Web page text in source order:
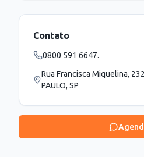
Contato
0800 591 6647.
Rua Francisca Miquelina,
PAULO, SP